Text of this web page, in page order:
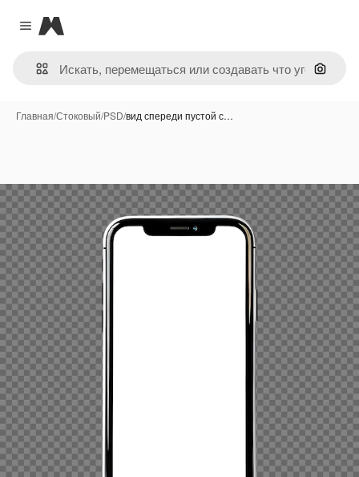
Close menu
Magnific
Поиск
Главная/Стоковый/PSD/вид спереди пустой с…